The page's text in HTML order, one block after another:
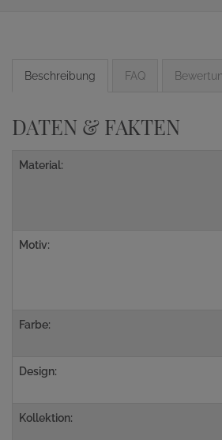
Beschreibung FAQ
DATEN & FAKTEN
Material:
Motiv:
Farbe:
Design:
Kollektion: